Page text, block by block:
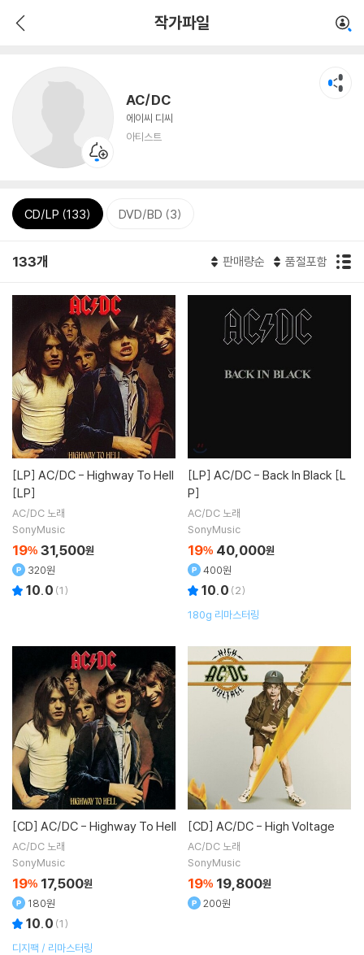
작가파일
AC/DC
에이씨 디씨
아티스트
CD/LP (133) DVD/BD (3)
133개 판매량순 품절포함
[LP] AC/DC - Highway To Hell
[LP]
AC/DC 노래
SonyMusic
19% 31,500원
320원
10.0 (1)
[LP] AC/DC - Back In Black [L
P]
AC/DC 노래
SonyMusic
19% 40,000원
400원
10.0 (2)
180g 리마스터링
[CD] AC/DC - Highway To Hell
AC/DC 노래
SonyMusic
19% 17,500원
180원
10.0 (1)
디지팩 / 리마스터링
[CD] AC/DC - High Voltage
AC/DC 노래
SonyMusic
19% 19,800원
200원